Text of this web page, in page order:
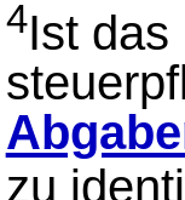
4Ist das
zu